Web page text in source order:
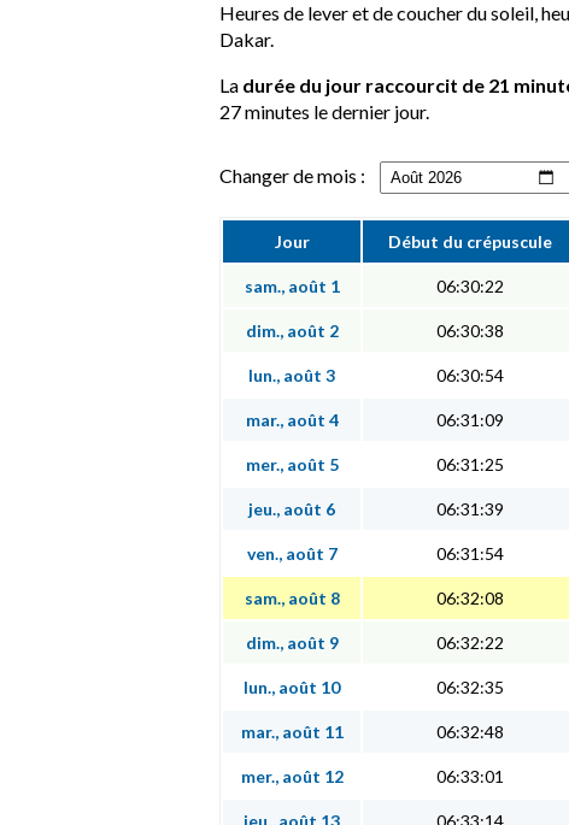
Heures de lever et de coucher du soleil,
Dakar.
La durée du jour raccourcit de 21
27 minutes le dernier jour.
Changer de mois :
Jour Début du crépuscule
sam., août 1 06:30:22
dim., août 2 06:30:38
lun., août 3 06:30:54
mar., août 4 06:31:09
mer., août 5 06:31:25
jeu., août 6 06:31:39
ven., août 7 06:31:54
sam., août 8 06:32:08
dim., août 9 06:32:22
lun., août 10 06:32:35
mar., août 11 06:32:48
mer., août 12 06:33:01